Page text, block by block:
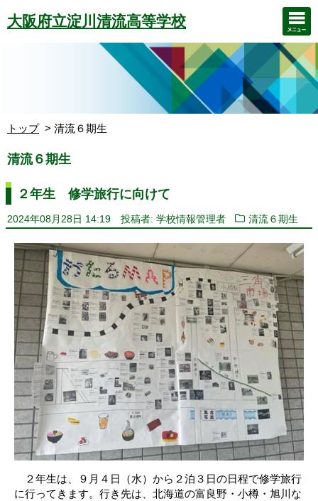
大阪府立淀川清流高等学校
トップ 清流６期生
清流６期生
２年生 修学旅行に向けて
2024年08月28日 14:19 投稿者: 学校情報管理者 清流６期生
２年生は、９月４日（水）から２泊３日の日程で修学旅行
に行ってきます。行き先は、北海道の富良野・小樽・旭川な